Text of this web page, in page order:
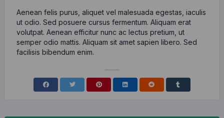
Aenean felis purus, aliquet vel malesuada egestas, iaculis
ut odio. Sed posuere cursus fermentum. Aliquam erat
volutpat. Aenean efficitur nunc ac lectus pretium, ut
semper odio mattis. Aliquam sit amet sapien libero. Sed
facilisis bibendum enim.